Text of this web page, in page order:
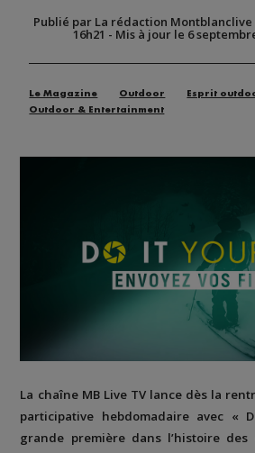
Publié par La rédaction Montblanclive
16h21 - Mis à jour le 6
Le Magazine Outdoor
Esprit
Outdoor & Entertainment
La chaîne MB Live TV lance dès la
participative hebdomadaire avec «
grande première dans l’histoire des